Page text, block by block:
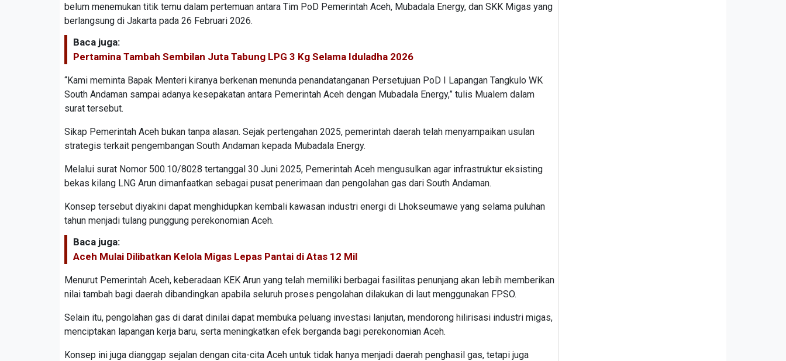
belum menemukan titik temu dalam pertemuan antara Tim PoD Pemerintah Aceh, Mubadala Energy, dan SKK Migas yang
berlangsung di Jakarta pada 26 Februari 2026.
Baca juga:
Pertamina Tambah Sembilan Juta Tabung LPG 3 Kg Selama Iduladha 2026
“Kami meminta Bapak Menteri kiranya berkenan menunda penandatanganan Persetujuan PoD I Lapangan Tangkulo WK
South Andaman sampai adanya kesepakatan antara Pemerintah Aceh dengan Mubadala Energy,” tulis Mualem dalam
surat tersebut.
Sikap Pemerintah Aceh bukan tanpa alasan. Sejak pertengahan 2025, pemerintah daerah telah menyampaikan usulan
strategis terkait pengembangan South Andaman kepada Mubadala Energy.
Melalui surat Nomor 500.10/8028 tertanggal 30 Juni 2025, Pemerintah Aceh mengusulkan agar infrastruktur eksisting
bekas kilang LNG Arun dimanfaatkan sebagai pusat penerimaan dan pengolahan gas dari South Andaman.
Konsep tersebut diyakini dapat menghidupkan kembali kawasan industri energi di Lhokseumawe yang selama puluhan
tahun menjadi tulang punggung perekonomian Aceh.
Baca juga:
Aceh Mulai Dilibatkan Kelola Migas Lepas Pantai di Atas 12 Mil
Menurut Pemerintah Aceh, keberadaan KEK Arun yang telah memiliki berbagai fasilitas penunjang akan lebih memberikan
nilai tambah bagi daerah dibandingkan apabila seluruh proses pengolahan dilakukan di laut menggunakan FPSO.
Selain itu, pengolahan gas di darat dinilai dapat membuka peluang investasi lanjutan, mendorong hilirisasi industri migas,
menciptakan lapangan kerja baru, serta meningkatkan efek berganda bagi perekonomian Aceh.
Konsep ini juga dianggap sejalan dengan cita-cita Aceh untuk tidak hanya menjadi daerah penghasil gas, tetapi juga